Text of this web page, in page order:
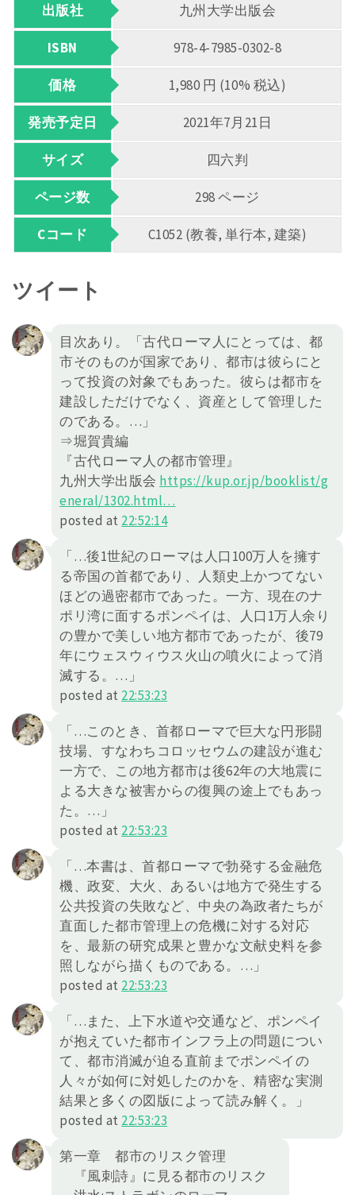
出版社 九州大学出版会
ISBN 978-4-7985-0302-8
価格 1,980 円 (10% 税込)
発売予定日 2021年7月21日
サイズ 四六判
ページ数 298 ページ
Cコード C1052 (教養, 単行本, 建築)
ツイート
目次あり。「古代ローマ人にとっては、都
市そのものが国家であり、都市は彼らにと
って投資の対象でもあった。彼らは都市を
建設しただけでなく、資産として管理した
のである。…」
⇒堀賀貴編
『古代ローマ人の都市管理』
九州大学出版会 https://kup.or.jp/booklist/g
eneral/1302.html…
posted at 22:52:14
「…後1世紀のローマは人口100万人を擁す
る帝国の首都であり、人類史上かつてない
ほどの過密都市であった。一方、現在のナ
ポリ湾に面するポンペイは、人口1万人余り
の豊かで美しい地方都市であったが、後79
年にウェスウィウス火山の噴火によって消
滅する。…」
posted at 22:53:23
「…このとき、首都ローマで巨大な円形闘
技場、すなわちコロッセウムの建設が進む
一方で、この地方都市は後62年の大地震に
よる大きな被害からの復興の途上でもあっ
た。…」
posted at 22:53:23
「…本書は、首都ローマで勃発する金融危
機、政変、大火、あるいは地方で発生する
公共投資の失敗など、中央の為政者たちが
直面した都市管理上の危機に対する対応
を、最新の研究成果と豊かな文献史料を参
照しながら描くものである。…」
posted at 22:53:23
「…また、上下水道や交通など、ポンペイ
が抱えていた都市インフラ上の問題につい
て、都市消滅が迫る直前までポンペイの
人々が如何に対処したのかを、精密な実測
結果と多くの図版によって読み解く。」
posted at 22:53:23
第一章 都市のリスク管理
『風刺詩』に見る都市のリスク